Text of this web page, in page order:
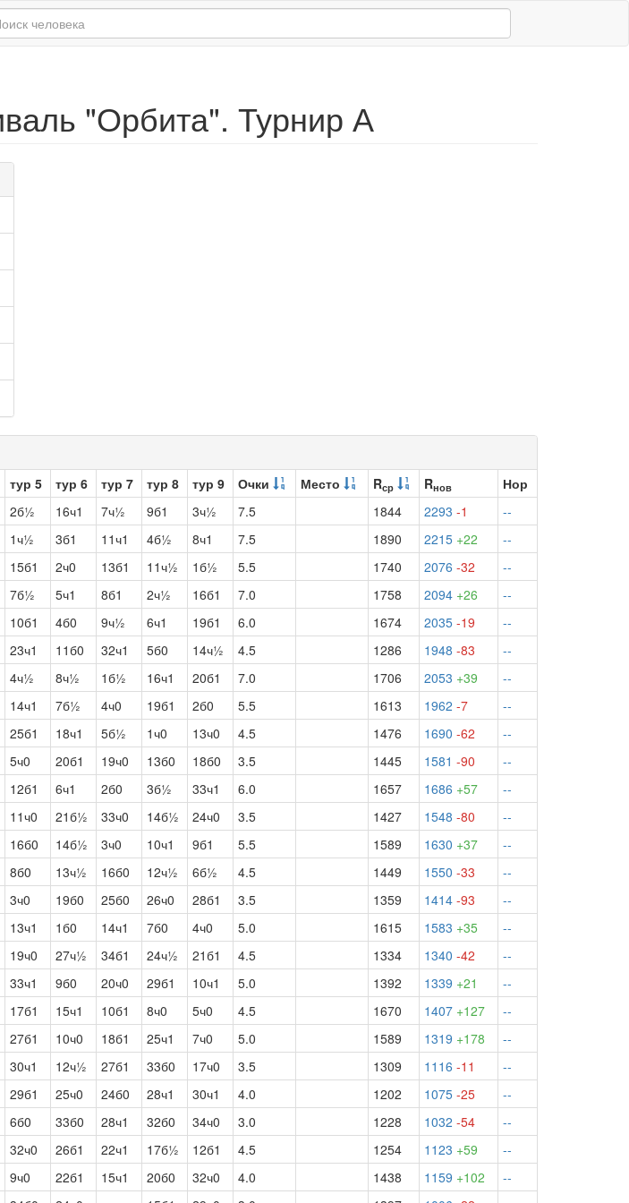
"Орбита". Турнир А
тур 5 тур 6 тур 7 тур 8 тур 9 Очки Место Rср Rнов
Нор
2б½ 16ч1 7ч½ 9б1 3ч½ 7.5 1844 2293 -1
--
1ч½ 3б1 11ч1 4б½ 8ч1 7.5 1890 2215 +22
--
15б1 2ч0 13б1 11ч½ 1б½ 5.5 1740 2076 -32
--
7б½ 5ч1 8б1 2ч½ 16б1 7.0 1758 2094 +26
--
10б1 4б0 9ч½ 6ч1 19б1 6.0 1674 2035 -19
--
23ч1 11б0 32ч1 5б0 14ч½ 4.5 1286 1948 -83
--
4ч½ 8ч½ 1б½ 16ч1 20б1 7.0 1706 2053 +39
--
14ч1 7б½ 4ч0 19б1 2б0 5.5 1613 1962 -7
--
25б1 18ч1 5б½ 1ч0 13ч0 4.5 1476 1690 -62
--
5ч0 20б1 19ч0 13б0 18б0 3.5 1445 1581 -90
--
12б1 6ч1 2б0 3б½ 33ч1 6.0 1657 1686 +57
--
11ч0 21б½ 33ч0 14б½ 24ч0 3.5 1427 1548 -80
--
16б0 14б½ 3ч0 10ч1 9б1 5.5 1589 1630 +37
--
8б0 13ч½ 16б0 12ч½ 6б½ 4.5 1449 1550 -33
--
3ч0 19б0 25б0 26ч0 28б1 3.5 1359 1414 -93
--
13ч1 1б0 14ч1 7б0 4ч0 5.0 1615 1583 +35
--
19ч0 27ч½ 34б1 24ч½ 21б1 4.5 1334 1340 -42
--
33ч1 9б0 20ч0 29б1 10ч1 5.0 1392 1339 +21
--
17б1 15ч1 10б1 8ч0 5ч0 4.5 1670 1407 +127
--
27б1 10ч0 18б1 25ч1 7ч0 5.0 1589 1319 +178
--
30ч1 12ч½ 27б1 33б0 17ч0 3.5 1309 1116 -11
--
29б1 25ч0 24б0 28ч1 30ч1 4.0 1202 1075 -25
--
6б0 33б0 28ч1 32б0 34ч0 3.0 1228 1032 -54
--
32ч0 26б1 22ч1 17б½ 12б1 4.5 1254 1123 +59
--
9ч0 22б1 15ч1 20б0 32ч0 4.0 1438 1159 +102
--